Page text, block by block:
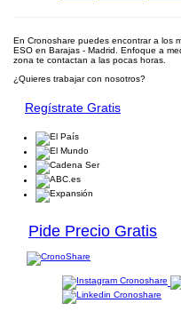
En Cronoshare puedes encontrar a los
ESO en Barajas - Madrid. Enfoque a
zona te contactan a las pocas horas.
¿Quieres trabajar con nosotros?
Regístrate Gratis
Pide Precio Gratis